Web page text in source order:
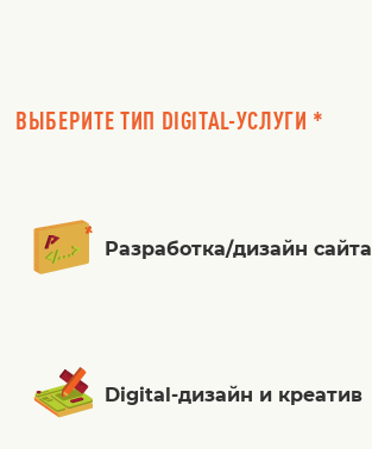
ВЫБЕРИТЕ ТИП DIGITAL-УСЛУГИ *
Разработка/дизайн сайта
Digital-дизайн и креатив